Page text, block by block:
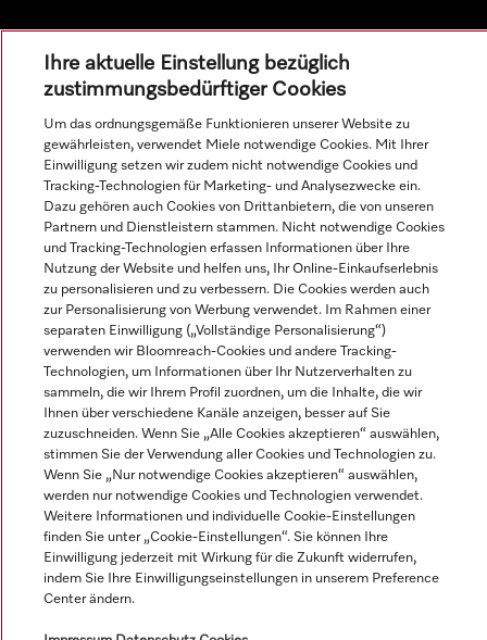
Alle Produktpreise zzgl. MwSt.; Lieferung stets ohne
Dekorationsmaterial.
© Miele & Cie. KG.
Ihre aktuelle Einstellung bezüglich
zustimmungsbedürftiger Cookies
Um das ordnungsgemäße Funktionieren unserer Website zu
gewährleisten, verwendet Miele notwendige Cookies. Mit Ihrer
Einwilligung setzen wir zudem nicht notwendige Cookies und
Tracking-Technologien für Marketing- und Analysezwecke ein.
Dazu gehören auch Cookies von Drittanbietern, die von unseren
Partnern und Dienstleistern stammen. Nicht notwendige Cookies
und Tracking-Technologien erfassen Informationen über Ihre
Nutzung der Website und helfen uns, Ihr Online-Einkaufserlebnis
zu personalisieren und zu verbessern. Die Cookies werden auch
zur Personalisierung von Werbung verwendet. Im Rahmen einer
separaten Einwilligung („Vollständige Personalisierung“)
verwenden wir Bloomreach-Cookies und andere Tracking-
Technologien, um Informationen über Ihr Nutzerverhalten zu
sammeln, die wir Ihrem Profil zuordnen, um die Inhalte, die wir
Ihnen über verschiedene Kanäle anzeigen, besser auf Sie
zuzuschneiden. Wenn Sie „Alle Cookies akzeptieren“ auswählen,
stimmen Sie der Verwendung aller Cookies und Technologien zu.
Wenn Sie „Nur notwendige Cookies akzeptieren“ auswählen,
werden nur notwendige Cookies und Technologien verwendet.
Weitere Informationen und individuelle Cookie-Einstellungen
finden Sie unter „Cookie-Einstellungen“. Sie können Ihre
Einwilligung jederzeit mit Wirkung für die Zukunft widerrufen,
indem Sie Ihre Einwilligungseinstellungen in unserem Preference
Center ändern.